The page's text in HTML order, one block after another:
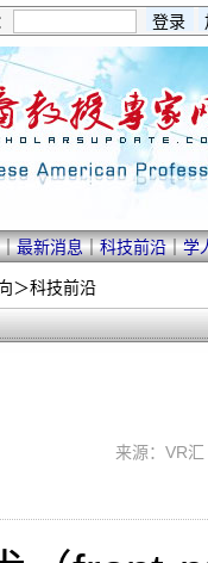
｜最新消息｜科技前沿｜学
＞科技前沿
来源：VR